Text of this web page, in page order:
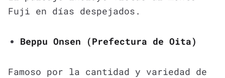
Fuji en días despejados.
Beppu Onsen (Prefectura de Oita)
Famoso por la cantidad y variedad de